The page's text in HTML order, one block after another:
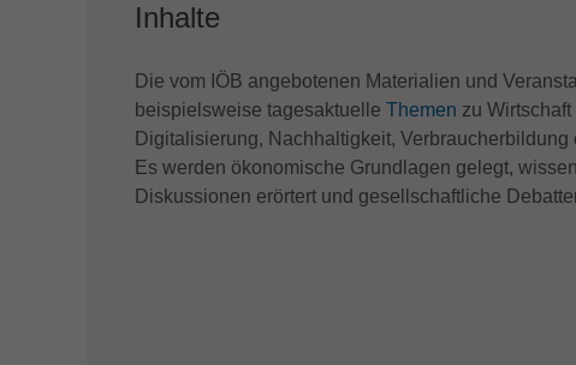
Inhalte
Die vom IÖB angebotenen Materialien und
beispielsweise tagesaktuelle Themen zu
Digitalisierung, Nachhaltigkeit, Verbraucherbildung
Es werden ökonomische Grundlagen gelegt,
Diskussionen erörtert und gesellschaftliche